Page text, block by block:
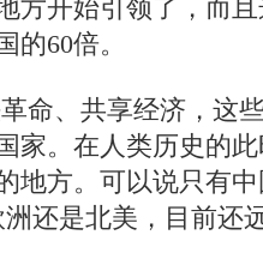
模式的神来之笔。
果已经可以看到这一
机革命，第二次是
第三次是通讯革命